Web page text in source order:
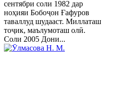
сентябри соли 1982 дар
ноҳияи Бобоҷон Ғафуров
таваллуд шудааст. Миллаташ
тоҷик, маълумоташ олӣ.
Соли 2005 Дони...